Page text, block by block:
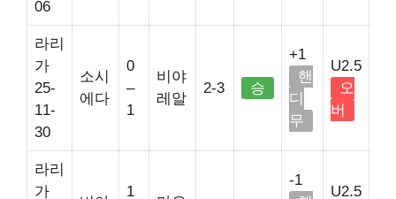
06
라리
가
25-
11-
30
소시
에다
0
–
1
비야
레알
2-3 승
+1
핸
디
무
U2.5
오
버
라리
가
1
-1
U2.5